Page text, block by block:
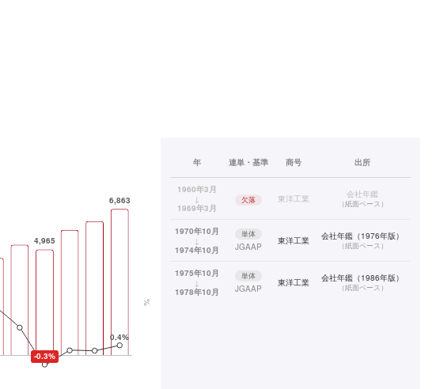
年
連単・基準 商号 出所
1960年3月
↓
1969年3月
欠落 東洋工業 会社年鑑
（紙面ベース ）
1970年10月
↓
1974年10月
単体
JGAAP
東洋工業 会社年鑑（1976年版）
（紙面ベース ）
1975年10月
↓
1978年10月
単体
JGAAP
東洋工業 会社年鑑（1986年版）
（紙面ベース ）